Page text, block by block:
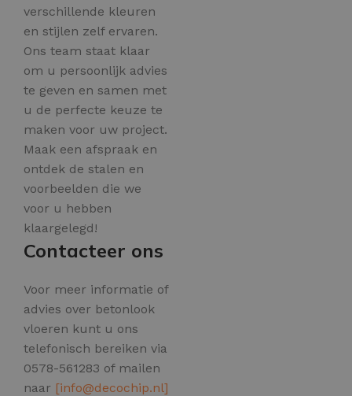
verschillende kleuren
en stijlen zelf ervaren.
Ons team staat klaar
om u persoonlijk advies
te geven en samen met
u de perfecte keuze te
maken voor uw project.
Maak een afspraak en
ontdek de stalen en
voorbeelden die we
voor u hebben
klaargelegd!
Contacteer ons
Voor meer informatie of
advies over betonlook
vloeren kunt u ons
telefonisch bereiken via
0578-561283 of mailen
naar [info@decochip.nl]